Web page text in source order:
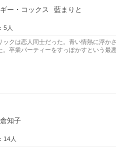
ー・コックス
藍まりと
5人
ックは恋人同士だった。青い情熱に浮か
。卒業パーティーをすっぽかすという最
知子
14人